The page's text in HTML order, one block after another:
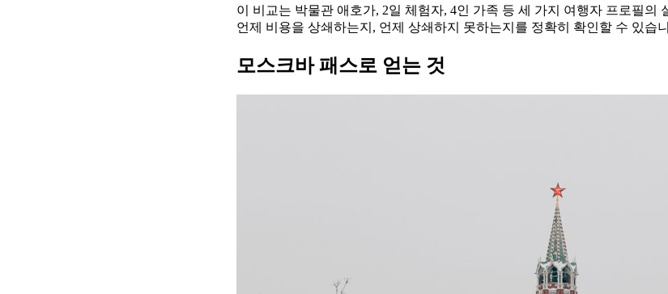
이 비교는 박물관 애호가, 2일 체험자, 4인 가족 등 세 가지 여행자 프로필의
언제 비용을 상쇄하는지, 언제 상쇄하지 못하는지를 정확히 확인할 수 있습
모스크바 패스로 얻는 것